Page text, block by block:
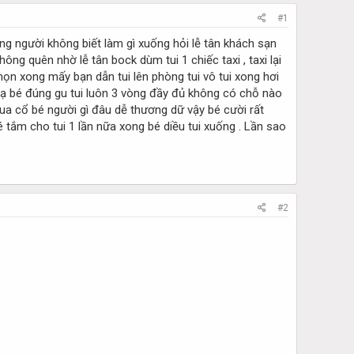
#1
người không biết làm gì xuống hỏi lễ tân khách sạn
quên nhờ lễ tân bock dùm tui 1 chiếc taxi , taxi lại
xong mấy bạn dẫn tui lên phòng tui vô tui xong hơi
bé đúng gu tui luôn 3 vòng đầy đủ không có chỗ nào
cổ bé người gì đâu dễ thương dữ vậy bé cười rất
cho tui 1 lần nữa xong bé diều tui xuống . Lần sao
#2